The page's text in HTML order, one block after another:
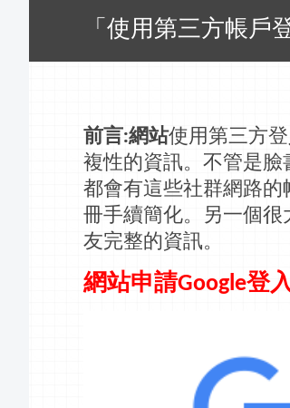
「使用第三方帳
前言:網站使用第三方
複性的資訊。不管是
都會有這些社群網路
冊手續簡化。另一個
友完整的資訊。
網站申請Google登